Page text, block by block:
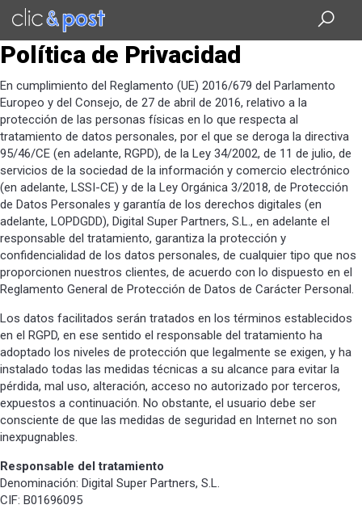
Saltar
contenido
principal
Política de Privacidad
En cumplimiento del Reglamento (UE) 2016/679 del Parlamento
Europeo y del Consejo, de 27 de abril de 2016, relativo a la
protección de las personas físicas en lo que respecta al
tratamiento de datos personales, por el que se deroga la directiva
95/46/CE (en adelante, RGPD), de la Ley 34/2002, de 11 de julio, de
servicios de la sociedad de la información y comercio electrónico
(en adelante, LSSI-CE) y de la Ley Orgánica 3/2018, de Protección
de Datos Personales y garantía de los derechos digitales (en
adelante, LOPDGDD), Digital Super Partners, S.L., en adelante el
responsable del tratamiento, garantiza la protección y
confidencialidad de los datos personales, de cualquier tipo que nos
proporcionen nuestros clientes, de acuerdo con lo dispuesto en el
Reglamento General de Protección de Datos de Carácter Personal.
Los datos facilitados serán tratados en los términos establecidos
en el RGPD, en ese sentido el responsable del tratamiento ha
adoptado los niveles de protección que legalmente se exigen, y ha
instalado todas las medidas técnicas a su alcance para evitar la
pérdida, mal uso, alteración, acceso no autorizado por terceros,
expuestos a continuación. No obstante, el usuario debe ser
consciente de que las medidas de seguridad en Internet no son
inexpugnables.
Responsable del tratamiento
Denominación: Digital Super Partners, S.L.
CIF: B01696095